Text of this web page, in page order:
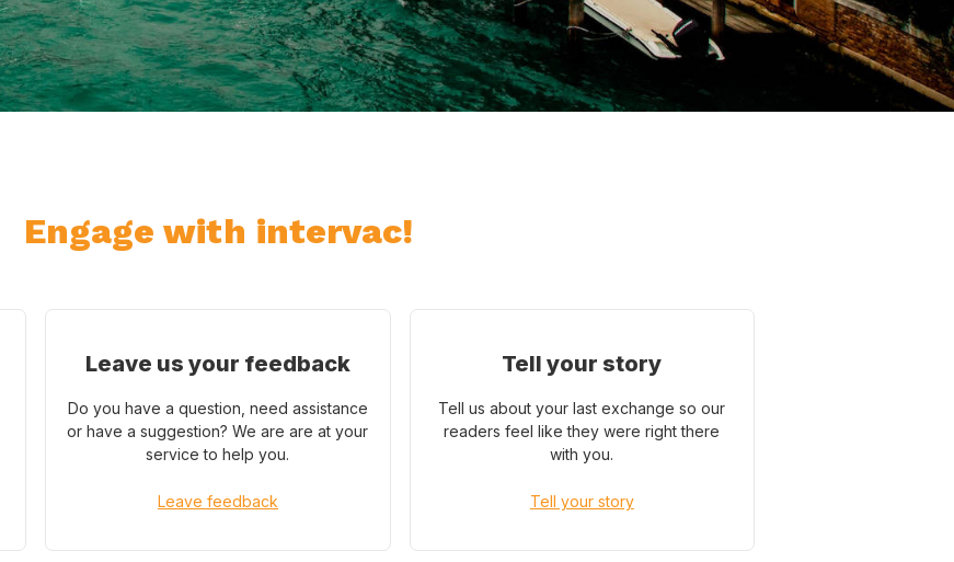
Engage with intervac!
Leave us your feedback
Do you have a question, need assistance
or have a suggestion? We are are at your
service to help you.
Leave feedback
Tell your story
Tell us about your last exchange so our
readers feel like they were right there
with you.
Tell your story